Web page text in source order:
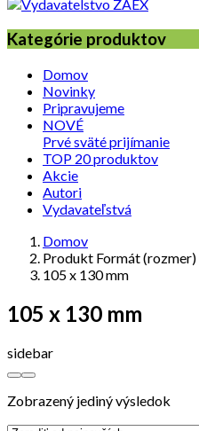
Kategórie produktov
Domov
Novinky
Pripravujeme
NOVÉ
Prvé sväté prijímanie
TOP 20 produktov
Akcie
Autori
Vydavateľstvá
Domov
Produkt Formát (rozmer)
105 x 130 mm
105 x 130 mm
sidebar
Zobrazený jediný výsledok